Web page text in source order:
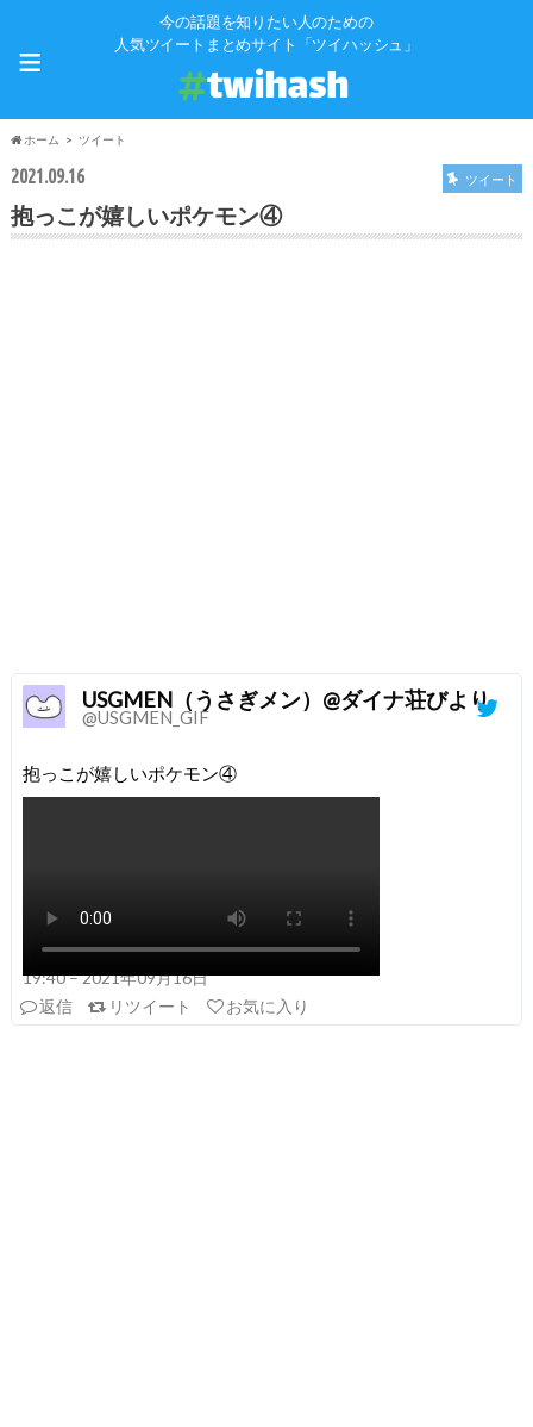
今の話題を知りたい人のための
人気ツイートまとめサイト「ツイハッシュ」
≡
ホーム ツイート
2021.09.16 ツイート
抱っこが嬉しいポケモン④
USGMEN（うさぎメン）@ダイナ荘びより
@USGMEN_GIF
抱っこが嬉しいポケモン④
19:40 – 2021年09月16日
返信
リツイート お気に入り